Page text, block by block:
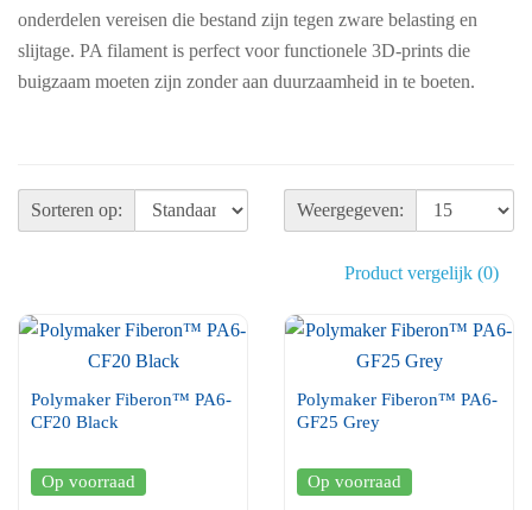
onderdelen vereisen die bestand zijn tegen zware belasting en
slijtage. PA filament is perfect voor functionele 3D-prints die
buigzaam moeten zijn zonder aan duurzaamheid in te boeten.
Sorteren op: Weergegeven:
Product vergelijk (0)
Polymaker Fiberon™ PA6-
CF20 Black
Op voorraad
Polymaker Fiberon™ PA6-
GF25 Grey
Op voorraad